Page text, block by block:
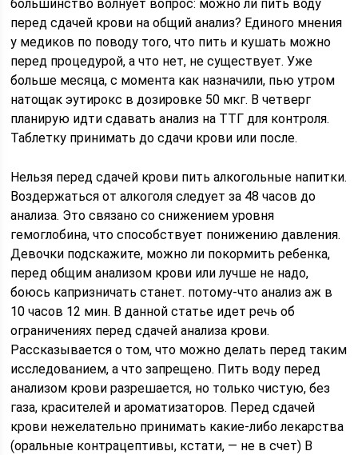
большинство волнует вопрос: можно ли пить воду
перед сдачей крови на общий анализ? Единого мнения
у медиков по поводу того, что пить и кушать можно
перед процедурой, а что нет, не существует. Уже
больше месяца, с момента как назначили, пью утром
натощак эутирокс в дозировке 50 мкг. В четверг
планирую идти сдавать анализ на ТТГ для контроля.
Таблетку принимать до сдачи крови или после.
Нельзя перед сдачей крови пить алкогольные напитки.
Воздержаться от алкоголя следует за 48 часов до
анализа. Это связано со снижением уровня
гемоглобина, что способствует понижению давления.
Девочки подскажите, можно ли покормить ребенка,
перед общим анализом крови или лучше не надо,
боюсь капризничать станет. потому-что анализ аж в
10 часов 12 мин. В данной статье идет речь об
ограничениях перед сдачей анализа крови.
Рассказывается о том, что можно делать перед таким
исследованием, а что запрещено. Пить воду перед
анализом крови разрешается, но только чистую, без
газа, красителей и ароматизаторов. Перед сдачей
крови нежелательно принимать какие-либо лекарства
(оральные контрацептивы, кстати, — не в счет) В